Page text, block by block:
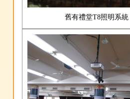
舊有禮堂T8照明系統